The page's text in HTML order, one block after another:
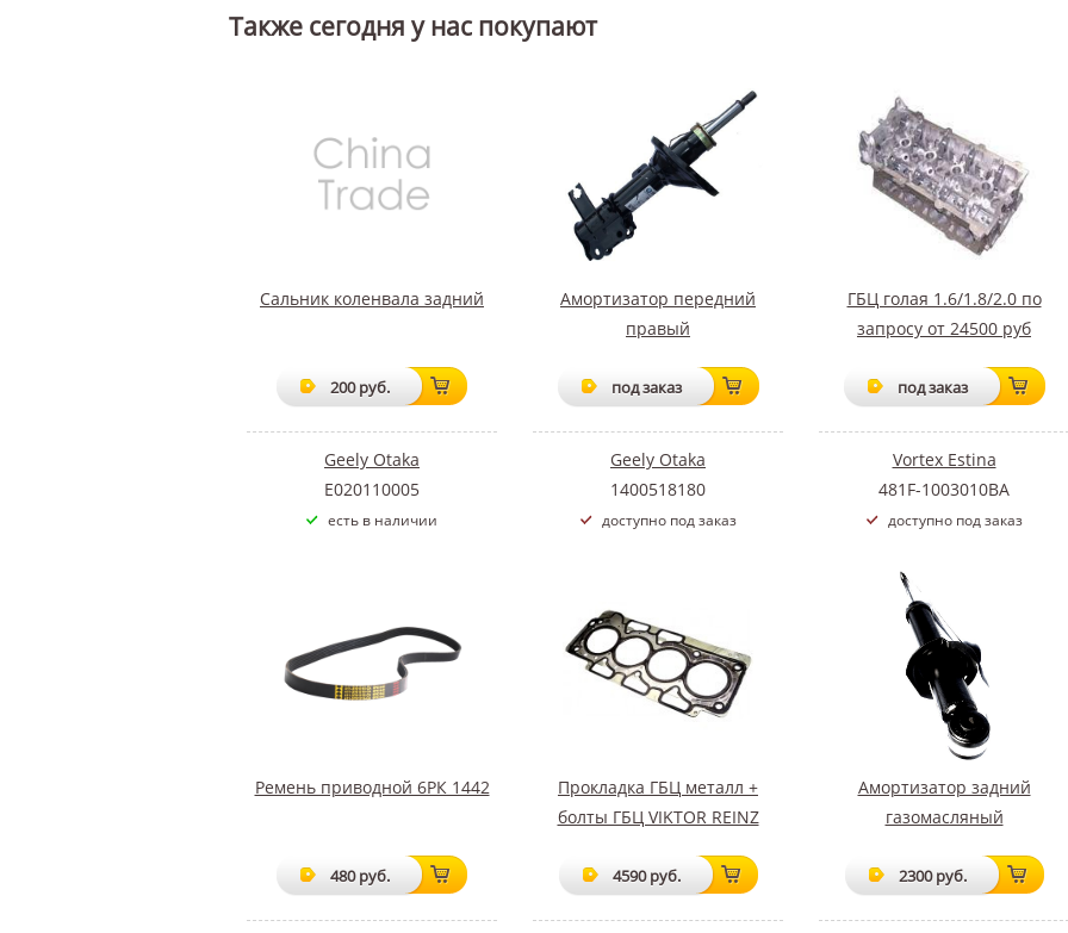
Также сегодня у нас покупают
Сальник коленвала задний
200 руб.
Geely Otaka
E020110005
есть в наличии
Амортизатор передний
правый
под заказ
Geely Otaka
1400518180
доступно под заказ
ГБЦ голая 1.6/1.8/2.0 по
запросу от 24500 руб
под заказ
Vortex Estina
481F-1003010BA
доступно под заказ
Ремень приводной 6РК 1442
480 руб.
Прокладка ГБЦ металл +
болты ГБЦ VIKTOR REINZ
4590 руб.
Амортизатор задний
газомасляный
2300 руб.